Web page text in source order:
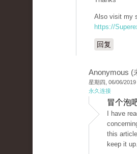
Also visit my
https://
回复
Anonymous (
星期四, 06/06/
永久连接
冒个泡
I have
this
keep it up.